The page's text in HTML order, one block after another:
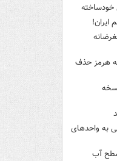
ایران!
هرمز حذف
به واحدهای
سطح آب